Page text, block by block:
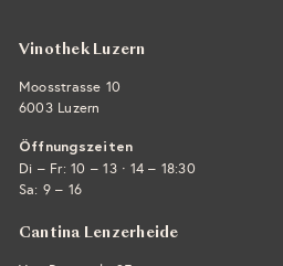
Vinothek Luzern
Moosstrasse 10
6003 Luzern
Öffnungszeiten
Di – Fr: 10 – 13 · 14 – 18:30
Sa: 9 – 16
Cantina Lenzerheide